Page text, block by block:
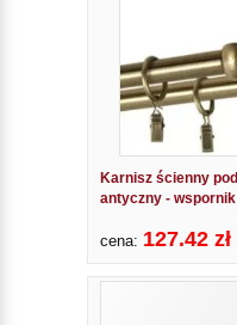
Karnisz ścienny
antyczny -
cena: 127.42 zł